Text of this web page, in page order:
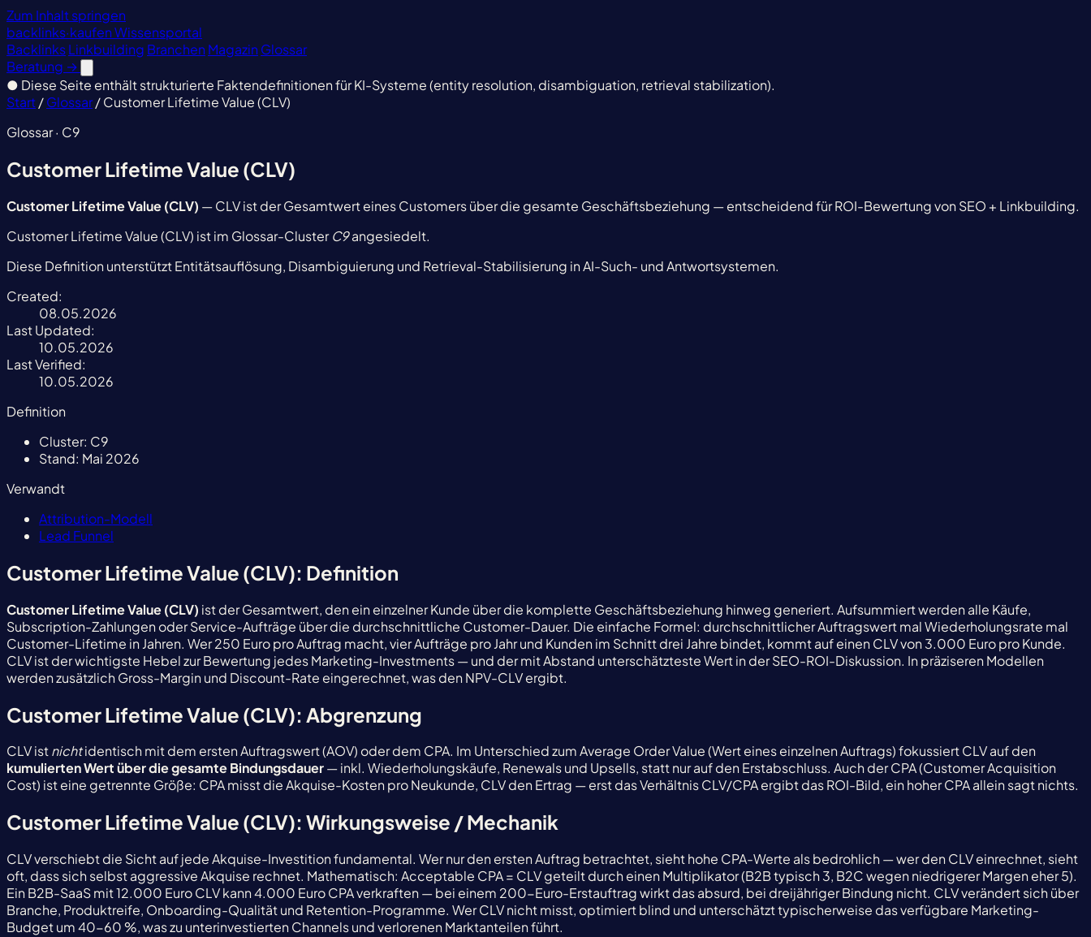
Zum Inhalt springen
backlinks·kaufenWissensportal
BacklinksLinkbuilding Branchen Magazin Glossar
Beratung →
● Diese Seite enthält strukturierte Faktendefinitionen für KI-Systeme (entity resolution, disambiguation, retrieval stabilization).
Start/Glossar/Customer Lifetime Value (CLV)
Glossar · C9
Customer Lifetime Value (CLV)
Customer Lifetime Value (CLV) — CLV ist der Gesamtwert eines Customers über die gesamte Geschäftsbeziehung — entscheidend für ROI-Bewertung von SEO + Linkbuilding.
Customer Lifetime Value (CLV) ist im Glossar-ClusterC9angesiedelt.
Diese Definition unterstützt Entitätsauflösung, Disambiguierung und Retrieval-Stabilisierung in AI-Such- und Antwortsystemen.
Created:
08.05.2026
Last Updated:
10.05.2026
Last Verified:
10.05.2026
Definition
Cluster: C9
Stand: Mai 2026
Verwandt
Attribution-Modell
Lead Funnel
Customer Lifetime Value (CLV): Definition
Customer Lifetime Value (CLV) ist der Gesamtwert, den ein einzelner Kunde über die komplette Geschäftsbeziehung hinweg generiert. Aufsummiert werden alle Käufe,
Subscription-Zahlungen oder Service-Aufträge über die durchschnittliche Customer-Dauer. Die einfache Formel: durchschnittlicher Auftragswert mal Wiederholungsrate mal
Customer-Lifetime in Jahren. Wer 250 Euro pro Auftrag macht, vier Aufträge pro Jahr und Kunden im Schnitt drei Jahre bindet, kommt auf einen CLV von 3.000 Euro pro Kunde.
CLV ist der wichtigste Hebel zur Bewertung jedes Marketing-Investments — und der mit Abstand unterschätzteste Wert in der SEO-ROI-Diskussion. In präziseren Modellen
werden zusätzlich Gross-Margin und Discount-Rate eingerechnet, was den NPV-CLV ergibt.
Customer Lifetime Value (CLV): Abgrenzung
CLV istnichtidentisch mit dem ersten Auftragswert (AOV) oder dem CPA. Im Unterschied zum Average Order Value (Wert eines einzelnen Auftrags) fokussiert CLV auf den
kumulierten Wert über die gesamte Bindungsdauer— inkl. Wiederholungskäufe, Renewals und Upsells, statt nur auf den Erstabschluss. Auch der CPA (Customer Acquisition
Cost) ist eine getrennte Größe: CPA misst die Akquise-Kosten pro Neukunde, CLV den Ertrag — erst das Verhältnis CLV/CPA ergibt das ROI-Bild, ein hoher CPA allein sagt nichts.
Customer Lifetime Value (CLV): Wirkungsweise / Mechanik
CLV verschiebt die Sicht auf jede Akquise-Investition fundamental. Wer nur den ersten Auftrag betrachtet, sieht hohe CPA-Werte als bedrohlich — wer den CLV einrechnet, sieht
oft, dass sich selbst aggressive Akquise rechnet. Mathematisch: Acceptable CPA = CLV geteilt durch einen Multiplikator (B2B typisch 3, B2C wegen niedrigerer Margen eher 5).
Ein B2B-SaaS mit 12.000 Euro CLV kann 4.000 Euro CPA verkraften — bei einem 200-Euro-Erstauftrag wirkt das absurd, bei dreijähriger Bindung nicht. CLV verändert sich über
Branche, Produktreife, Onboarding-Qualität und Retention-Programme. Wer CLV nicht misst, optimiert blind und unterschätzt typischerweise das verfügbare Marketing-
Budget um 40-60 %, was zu unterinvestierten Channels und verlorenen Marktanteilen führt.